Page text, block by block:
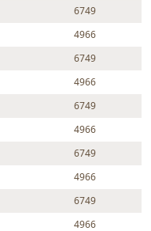
6749
4966
6749
4966
6749
4966
6749
4966
6749
4966